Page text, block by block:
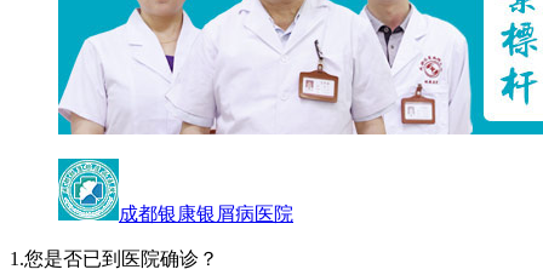
成都银康银屑病医院
1.您是否已到医院确诊？